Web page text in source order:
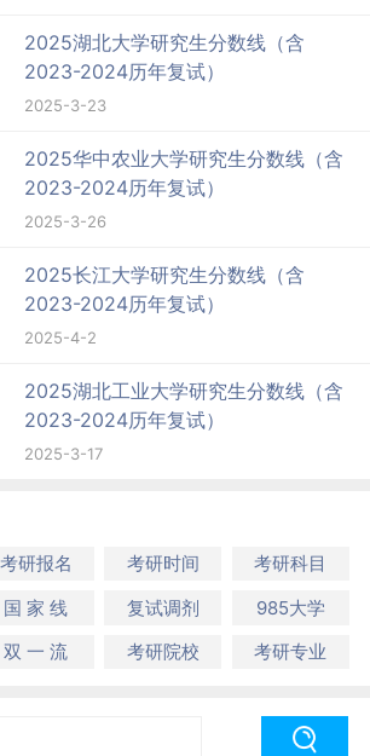
2025湖北大学研究生分数线（含
2023-2024历年复试）
2025-3-23
2025华中农业大学研究生分数线（含
2023-2024历年复试）
2025-3-26
2025长江大学研究生分数线（含
2023-2024历年复试）
2025-4-2
2025湖北工业大学研究生分数线（含
2023-2024历年复试）
2025-3-17
考研报名 考研时间
考研科目
国 家 线 复试调剂
985大学
双 一 流 考研院校 考研专业